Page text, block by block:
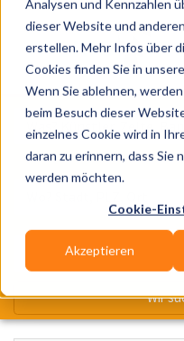
Analysen und Kennzahlen
dieser Website und
erstellen. Mehr Infos über
Cookies finden Sie in
Wenn Sie ablehnen,
beim Besuch dieser
einzelnes Cookie wird in
daran zu erinnern, dass Sie
werden möchten.
Cookie-
Akzeptieren
Wir